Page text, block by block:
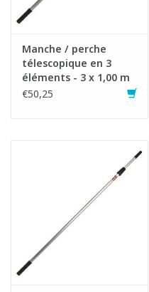
Manche / perche
télescopique en 3
éléments - 3 x 1,00 m
€50,25